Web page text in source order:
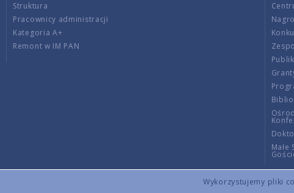
Wykorzystujemy pliki
Struktura
Pracownicy administracji
Kategoria A+
Remont w IM PAN